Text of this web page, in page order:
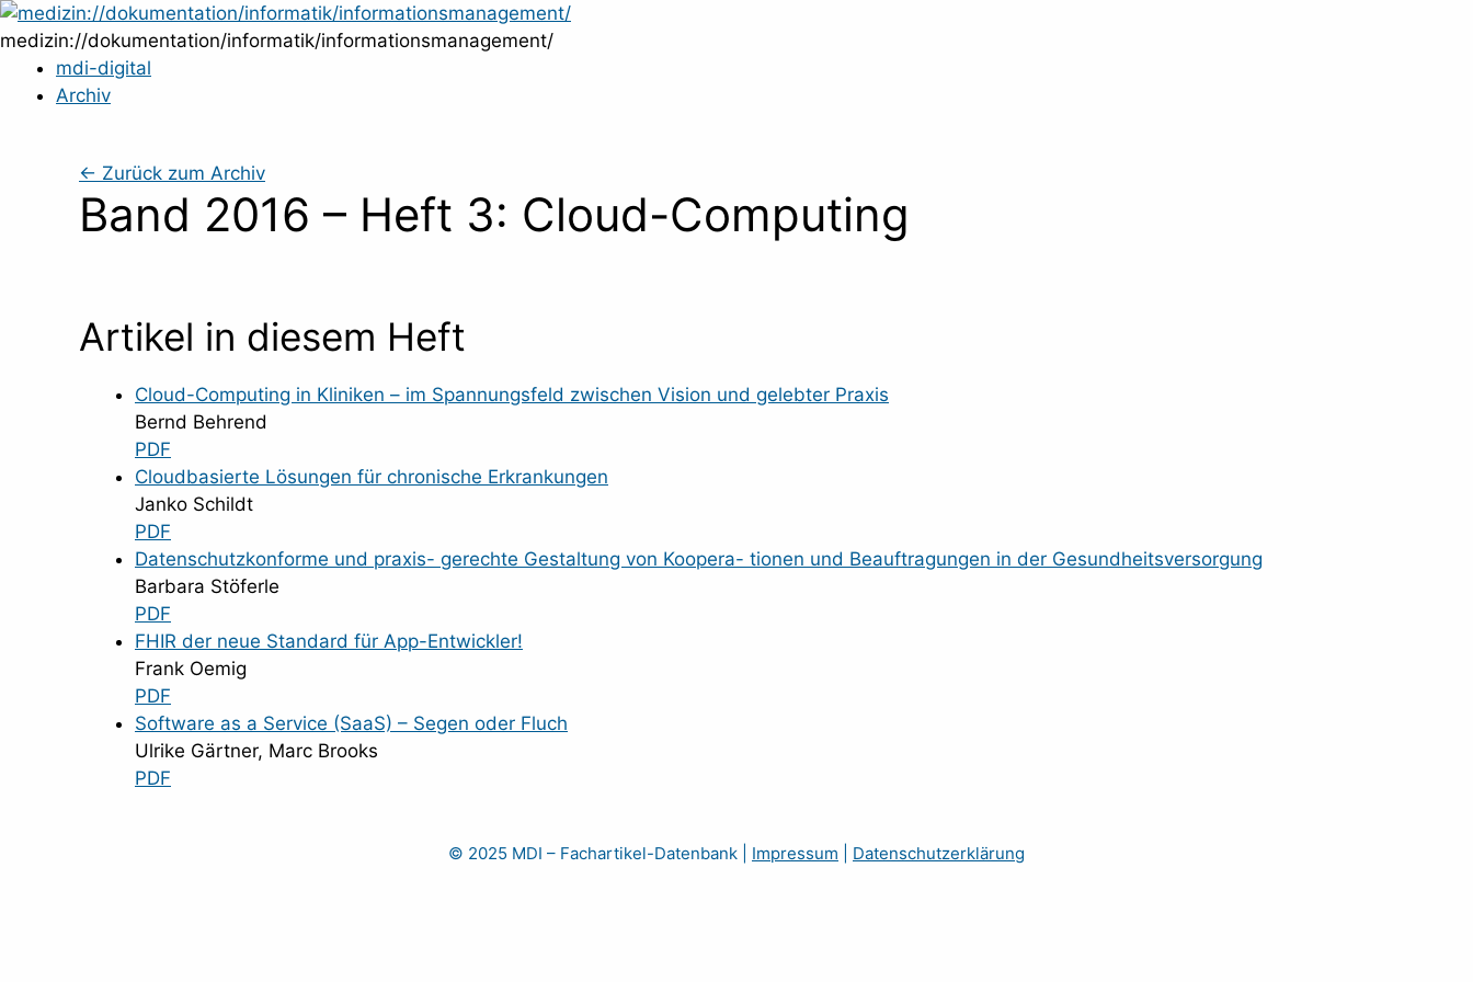
Zum
Inhalt
springen
medizin://dokumentation/informatik/informationsmanagement/
mdi-digital
Archiv
← Zurück zum Archiv
Band 2016 – Heft 3: Cloud-Computing
Artikel in diesem Heft
Cloud-Computing in Kliniken – im Spannungsfeld zwischen Vision und gelebter Praxis
Bernd Behrend
PDF
Cloudbasierte Lösungen für chronische Erkrankungen
Janko Schildt
PDF
Datenschutzkonforme und praxis- gerechte Gestaltung von Koopera- tionen und Beauftragungen in der Gesundheitsversorgung
Barbara Stöferle
PDF
FHIR der neue Standard für App-Entwickler!
Frank Oemig
PDF
Software as a Service (SaaS) – Segen oder Fluch
Ulrike Gärtner, Marc Brooks
PDF
© 2025 MDI – Fachartikel-Datenbank Impressum Datenschutzerklärung